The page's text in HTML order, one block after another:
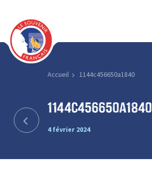
Accueil 1144c456650a1840
1144c456650a1840
4 février 2024